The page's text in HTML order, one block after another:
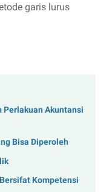
garis lurus
Akuntansi
Bisa Diperoleh
Kompetensi